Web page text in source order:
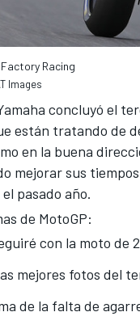
Racing
Images
concluyó el
están tratando de
en la buena
mejorar sus
pasado año.
de MotoGP:
con la moto de
mejores fotos del
de la falta de